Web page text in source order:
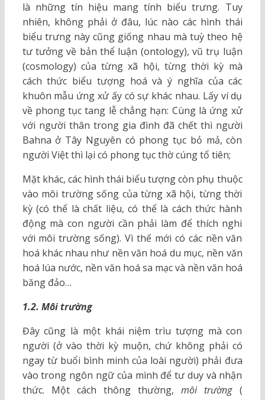
là những tín hiệu mang tính biểu trưng. Tuy
nhiên, không phải ở đâu, lúc nào các hình thái
biểu trưng này cũng giống nhau mà tuỳ theo hệ
tư tưởng về bản thể luận (ontology), vũ trụ luận
(cosmology) của từng xã hội, từng thời kỳ mà
cách thức biểu tượng hoá và ý nghĩa của các
khuôn mẫu ứng xử ấy có sự khác nhau. Lấy ví dụ
về phong tục tang lễ chẳng hạn: Cùng là ứng xử
với người thân trong gia đình đã chết thì người
Bahna ở Tây Nguyên có phong tục bỏ mả, còn
người Việt thì lại có phong tục thờ cúng tổ tiên;
Mặt khác, các hình thái biểu tượng còn phụ thuộc
vào môi trường sống của từng xã hội, từng thời
kỳ (có thể là chất liệu, có thể là cách thức hành
động mà con người cần phải làm để thích nghi
với môi trường sống). Vì thế mới có các nền văn
hoá khác nhau như nền văn hoá du mục, nền văn
hoá lúa nước, nền văn hoá sa mạc và nền văn hoá
băng đảo…
1.2. Môi trường
Đây cũng là một khái niệm trìu tượng mà con
người (ở vào thời kỳ muộn, chứ không phải có
ngay từ buổi bình minh của loài người) phải đưa
vào trong ngôn ngữ của mình để tư duy và nhận
thức. Một cách thông thường,môi trường (